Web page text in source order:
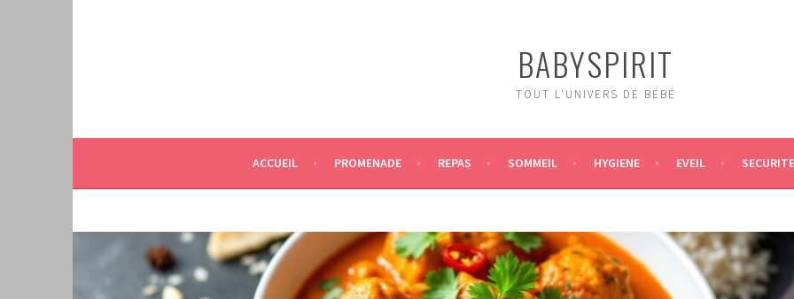
BABYSPIRIT
TOUT L'UNIVERS DE BÉBÉ
ACCUEIL PROMENADE REPAS SOMMEIL HYGIENE EVEIL SECURITE